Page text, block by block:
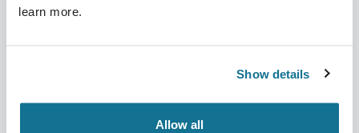
learn more.
Show details
Allow allCustomer Stories